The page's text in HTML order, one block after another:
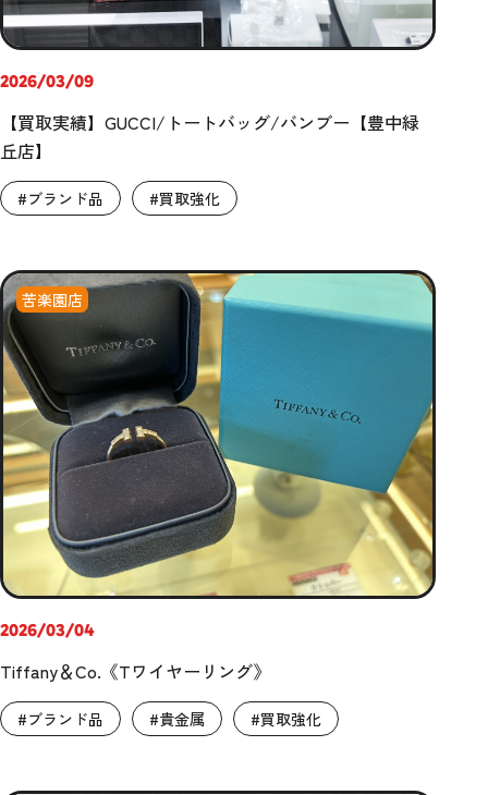
2026/03/09
【買取実績】GUCCI/トートバッグ/バンブー【豊中緑
丘店】
#ブランド品 #買取強化
苦楽園店
2026/03/04
Tiffany＆Co.《Tワイヤーリング》
#ブランド品 #貴金属 #買取強化